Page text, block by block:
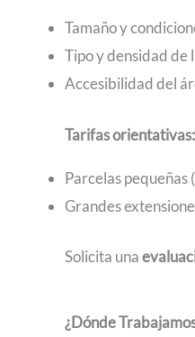
Tamaño y
Tipo y densidad de
Accesibilidad del
Tarifas orientativas:
Parcelas pequeñas
Grandes
Solicita una
¿Dónde